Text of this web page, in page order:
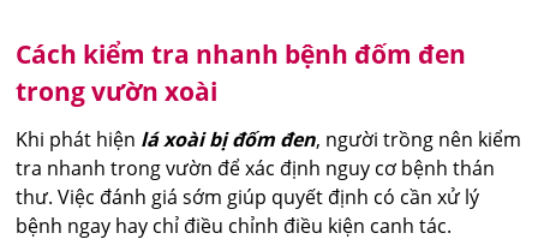
Cách kiểm tra nhanh bệnh đốm đen
trong vườn xoài
Khi phát hiện lá xoài bị đốm đen, người trồng nên kiểm
tra nhanh trong vườn để xác định nguy cơ bệnh thán
thư. Việc đánh giá sớm giúp quyết định có cần xử lý
bệnh ngay hay chỉ điều chỉnh điều kiện canh tác.